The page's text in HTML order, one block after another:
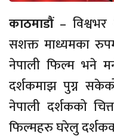
काठमाडौं– विश्वभर
सशक्त माध्यमका
नेपाली फिल्म भने
दर्शकमाझ पुग्न
नेपाली दर्शकको
फिल्महरु घरेलु